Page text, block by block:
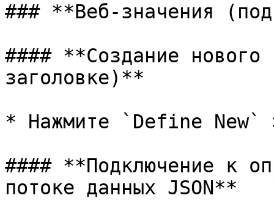
### **Веб-значения
#### **Создание нового
заголовке)**
* Нажмите `Define New`
#### **Подключение к
потоке данных JSON**